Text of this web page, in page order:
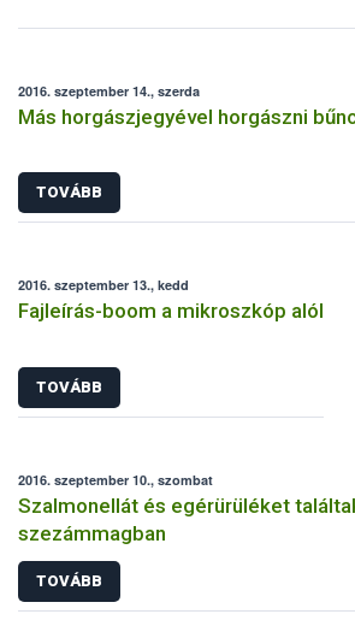
azonban a hazai kérődző állomány
2016. szeptember 14., szerda
Más horgászjegyével horgászni
TOVÁBB
2016. szeptember 13., kedd
Fajleírás-boom a mikroszkóp alól
TOVÁBB
2016. szeptember 10., szombat
Szalmonellát és egérürüléket
szezámmagban
TOVÁBB